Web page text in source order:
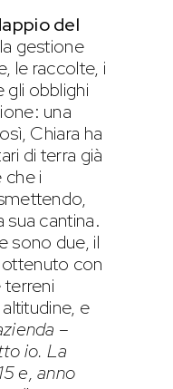
del
gestione
le raccolte, i
gli obblighi
una
Chiara ha
di terra già
che i
sua cantina.
sono due, il
ottenuto con
e
–
io. La
e, anno